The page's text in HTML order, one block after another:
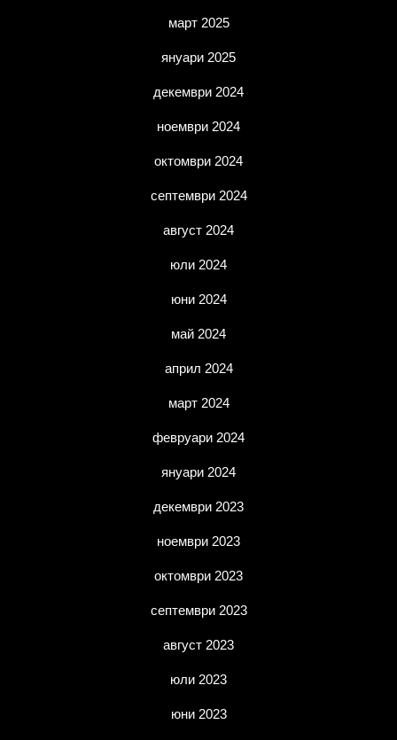
март 2025
януари 2025
декември 2024
ноември 2024
октомври 2024
септември 2024
август 2024
юли 2024
юни 2024
май 2024
април 2024
март 2024
февруари 2024
януари 2024
декември 2023
ноември 2023
октомври 2023
септември 2023
август 2023
юли 2023
юни 2023